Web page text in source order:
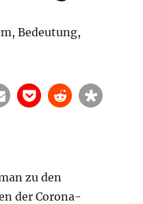
zu den
der Corona-